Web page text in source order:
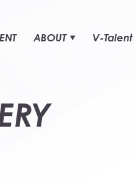
ABOUT V-Talent